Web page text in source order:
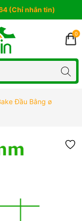
(Chỉ nhắn tin)
0
Đầu Bằng ø